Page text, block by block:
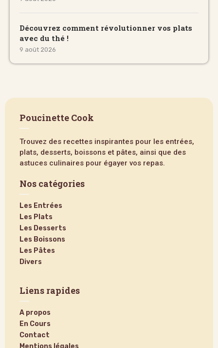
Découvrez comment révolutionner vos plats
avec du thé !
9 août 2026
Poucinette Cook
Trouvez des recettes inspirantes pour les entrées,
plats, desserts, boissons et pâtes, ainsi que des
astuces culinaires pour égayer vos repas.
Nos catégories
Les Entrées
Les Plats
Les Desserts
Les Boissons
Les Pâtes
Divers
Liens rapides
A propos
En Cours
Contact
Mentions légales